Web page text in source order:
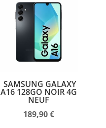
SAMSUNG GALAXY
A16 128GO NOIR 4G
NEUF
189,90€